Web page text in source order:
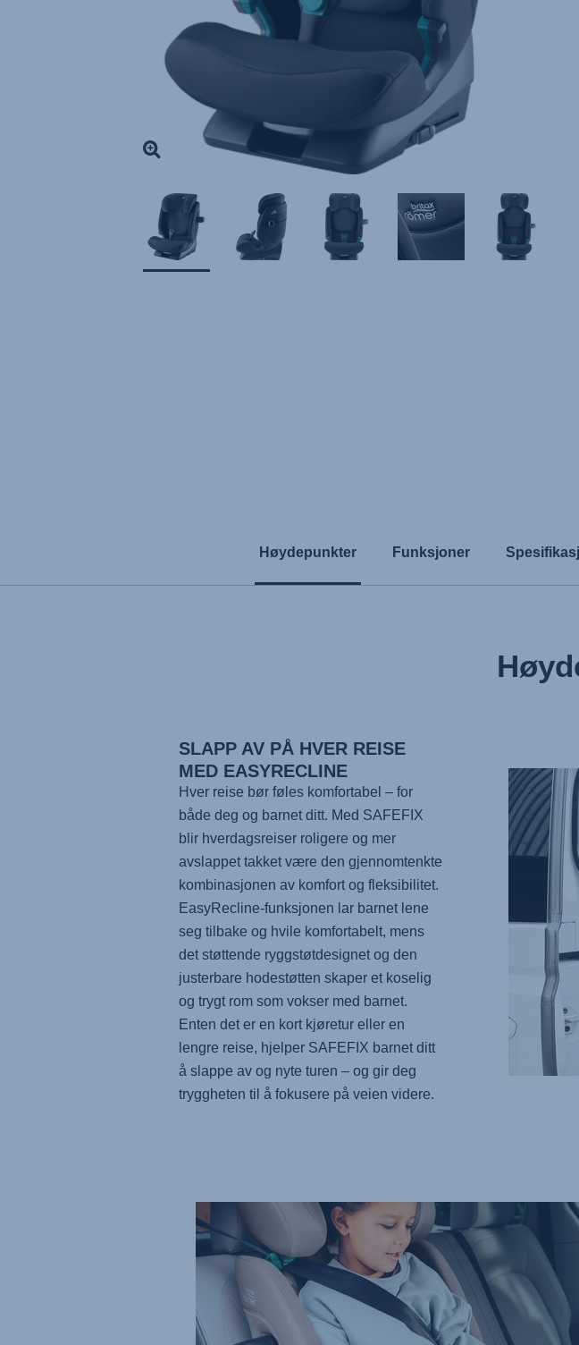
Høydepunkter Funksjoner
SLAPP AV PÅ HVER REISE
MED EASYRECLINE
Hver reise bør føles komfortabel – for
både deg og barnet ditt. Med SAFEFIX
blir hverdagsreiser roligere og mer
avslappet takket være den gjennomtenkte
kombinasjonen av komfort og fleksibilitet.
EasyRecline-funksjonen lar barnet lene
seg tilbake og hvile komfortabelt, mens
det støttende ryggstøtdesignet og den
justerbare hodestøtten skaper et koselig
og trygt rom som vokser med barnet.
Enten det er en kort kjøretur eller en
lengre reise, hjelper SAFEFIX barnet ditt
å slappe av og nyte turen – og gir deg
tryggheten til å fokusere på veien videre.